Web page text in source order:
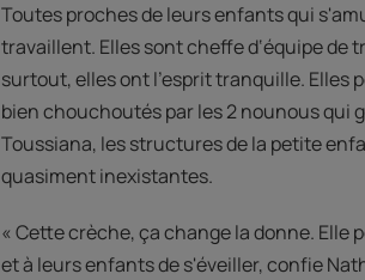
Toutes proches de leurs enfants qui
travaillent. Elles sont cheffe d‘équipe de
surtout, elles ont l’esprit tranquille.
bien chouchoutés par les 2 nounous qui
Toussiana, les structures de la petite
quasiment inexistantes.
« Cette crèche, ça change la donne. Elle
et à leurs enfants de s'éveiller, confie